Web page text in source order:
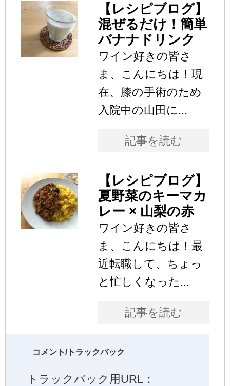
【レシピブログ】
混ぜるだけ！簡単
バナナドリンク
ワイン好きの皆さ
ま、こんにちは！現
在、膝の手術のため
入院中の山田に...
記事を読む
【レシピブログ】
夏野菜のキーマカ
レー × 山梨の赤
ワイン好きの皆さ
ま、こんにちは！最
近転職して、ちょっ
と忙しくなった...
記事を読む
コメント/トラックバック
トラックバック用URL：